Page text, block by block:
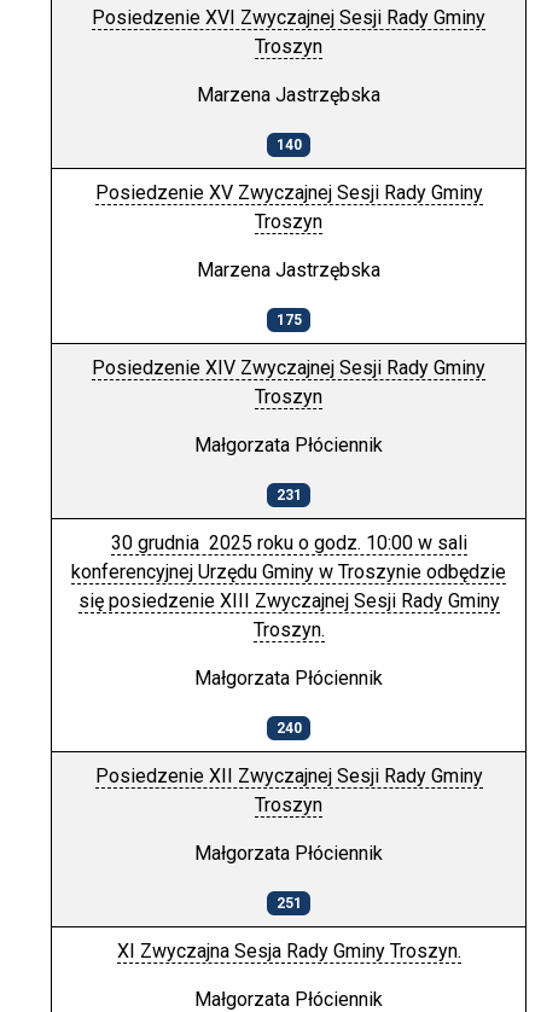
Posiedzenie XVI Zwyczajnej Sesji Rady Gminy
Troszyn
Marzena Jastrzębska
140
Posiedzenie XV Zwyczajnej Sesji Rady Gminy
Troszyn
Marzena Jastrzębska
175
Posiedzenie XIV Zwyczajnej Sesji Rady Gminy
Troszyn
Małgorzata Płóciennik
231
30 grudnia 2025 roku o godz. 10:00 w sali
konferencyjnej Urzędu Gminy w Troszynie odbędzie
się posiedzenie XIII Zwyczajnej Sesji Rady Gminy
Troszyn.
Małgorzata Płóciennik
240
Posiedzenie XII Zwyczajnej Sesji Rady Gminy
Troszyn
Małgorzata Płóciennik
251
XI Zwyczajna Sesja Rady Gminy Troszyn.
Małgorzata Płóciennik